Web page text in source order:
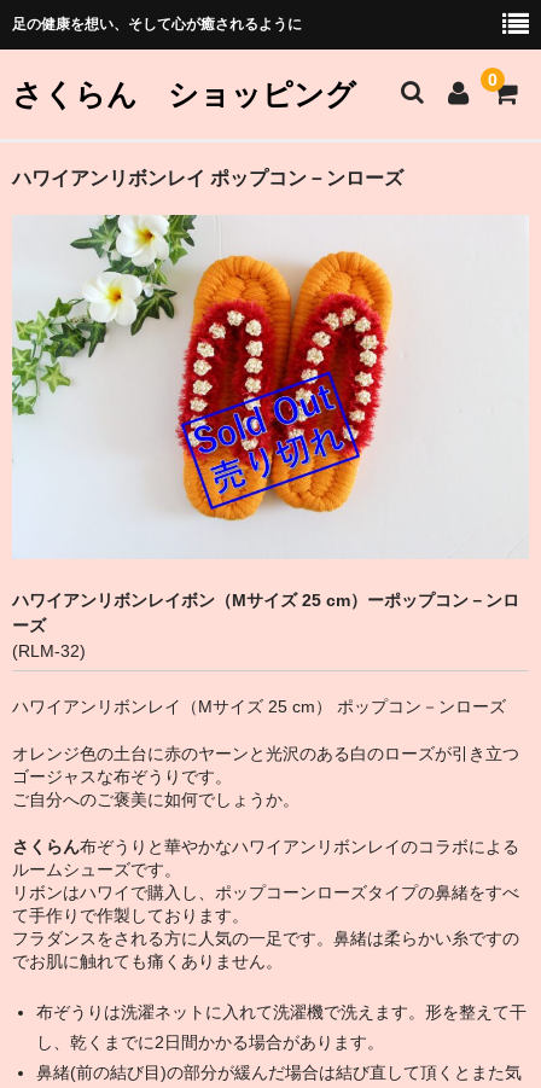
足の健康を想い、そして心が癒されるように
さくらん ショッピング 0
さくらんホーム
ショッピングホーム
商品シリーズ
商品シリーズ一覧
足なか布ぞうりについて
購入方法の説明（重要）
English Shopping
ハワイアンリボンレイ ポップコン－ンローズ
ハワイアンリボンレイボン（Mサイズ 25 cm）ーポップコン－ンロ
ーズ
(RLM-32)
ハワイアンリボンレイ（Mサイズ 25 cm） ポップコン－ンローズ
オレンジ色の土台に赤のヤーンと光沢のある白のローズが引き立つ
ゴージャスな布ぞうりです。
ご自分へのご褒美に如何でしょうか。
さくらん布ぞうりと華やかなハワイアンリボンレイのコラボによる
ルームシューズです。
リボンはハワイで購入し、ポップコーンローズタイプの鼻緒をすべ
て手作りで作製しております。
フラダンスをされる方に人気の一足です。鼻緒は柔らかい糸ですの
でお肌に触れても痛くありません。
布ぞうりは洗濯ネットに入れて洗濯機で洗えます。形を整えて干
し、乾くまでに2日間かかる場合があります。
鼻緒(前の結び目)の部分が緩んだ場合は結び直して頂くとまた気